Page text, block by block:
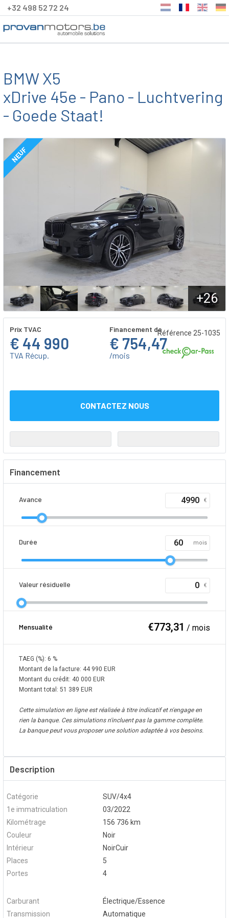
+32 498 52 72 24
BMW X5
xDrive 45e - Pano - Luchtvering
- Goede Staat!
NEUF
+26
Référence 25-1035
Prix TVAC
€ 44 990
TVA Récup.
Financement de
€ 754,47
/mois
CONTACTEZ NOUS
Financement
Avance €
Durée mois
Valeur résiduelle €
Mensualité €773,31 / mois
TAEG (%): 6 %
Montant de la facture: 44 990 EUR
Montant du crédit: 40 000 EUR
Montant total: 51 389 EUR
Cette simulation en ligne est réalisée à titre indicatif et n'engage en
rien la banque. Ces simulations n'incluent pas la gamme complète.
La banque peut vous proposer une solution adaptée à vos besoins.
Description
Catégorie
SUV/4x4
1e immatriculation
03/2022
Kilométrage
156 736 km
Couleur
Noir
Intérieur
NoirCuir
Places
5
Portes
4
Carburant
Électrique/Essence
Transmission
Automatique